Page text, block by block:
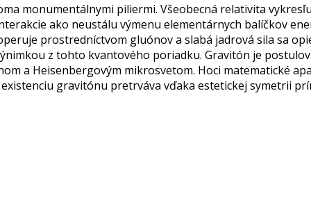
monumentálnymi piliermi. Všeobecná relativita
ako neustálu výmenu elementárnych balíčkov
prostredníctvom gluónov a slabá jadrová sila sa
z tohto kvantového poriadku. Gravitón je
a Heisenbergovým mikrosvetom. Hoci matematické
gravitónu pretrváva vďaka estetickej symetrii